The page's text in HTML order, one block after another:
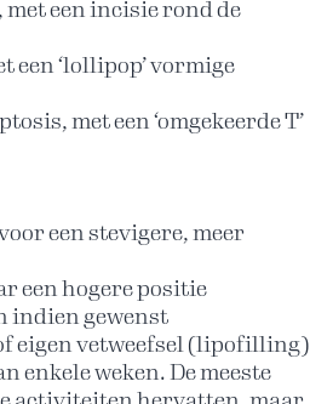
een incisie rond de
‘lollipop’ vormige
met een ‘omgekeerde T’
een stevigere, meer
een hogere positie
indien gewenst
eigen vetweefsel (lipofilling)
enkele weken. De meeste